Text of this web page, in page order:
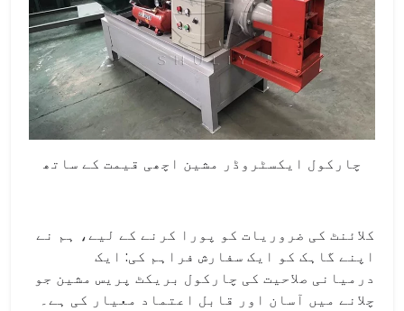
چارکول ایکسٹروڈر مشین اچھی قیمت کے ساتھ
کلائنٹ کی ضروریات کو پورا کرنے کے لیے، ہم نے
اپنے گاہک کو ایک سفارش فراہم کی: ایک
درمیانی صلاحیت کی چارکول بریکٹ پریس مشین جو
چلانے میں آسان اور قابل اعتماد معیار کی ہے۔